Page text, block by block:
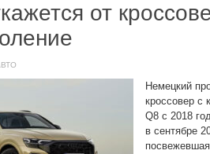
от
Немецкий
кроссовер с
Q8 с 2018
в сентябре